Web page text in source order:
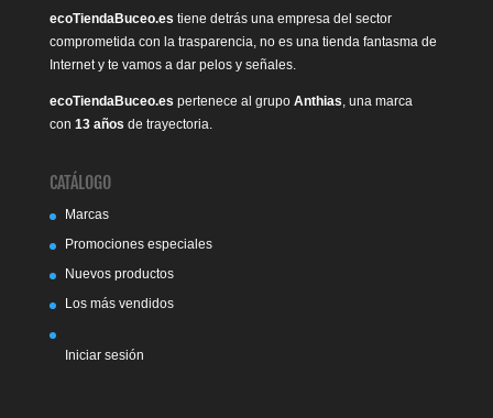
ecoTiendaBuceo.es tiene detrás una empresa del sector
comprometida con la trasparencia, no es una tienda fantasma de
Internet y te vamos a dar pelos y señales.
ecoTiendaBuceo.es pertenece al grupo Anthias , una marca
con 13 años de trayectoria.
CATÁLOGO
Marcas
Promociones especiales
Nuevos productos
Los más vendidos
Iniciar sesión